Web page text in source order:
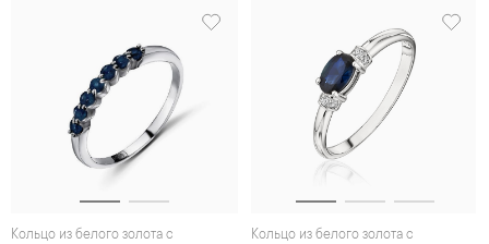
Кольцо из белого золота с
Кольцо из белого золота с